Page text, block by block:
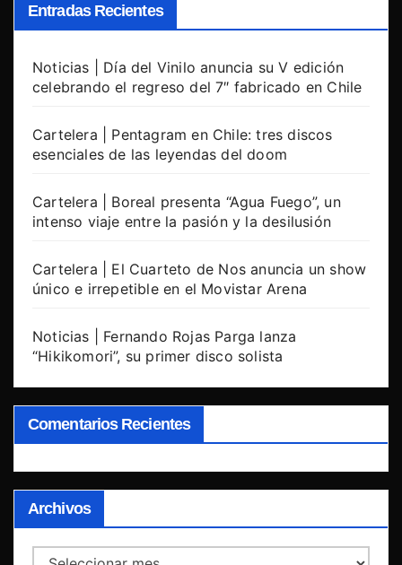
Entradas Recientes
Noticias | Día del Vinilo anuncia su V edición
celebrando el regreso del 7″ fabricado en Chile
Cartelera | Pentagram en Chile: tres discos
esenciales de las leyendas del doom
Cartelera | Boreal presenta “Agua Fuego”, un
intenso viaje entre la pasión y la desilusión
Cartelera | El Cuarteto de Nos anuncia un show
único e irrepetible en el Movistar Arena
Noticias | Fernando Rojas Parga lanza
“Hikikomori”, su primer disco solista
Comentarios Recientes
Archivos
Archivos